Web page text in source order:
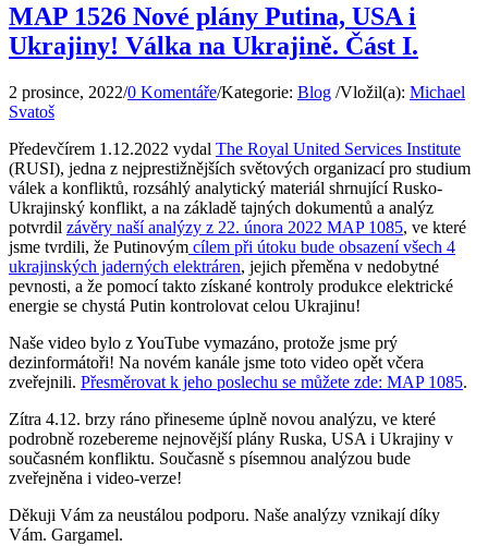
MAP 1526 Nové plány Putina, USA i
Ukrajiny! Válka na Ukrajině. Část I.
2 prosince, 2022/0 Komentáře/Kategorie: Blog /Vložil(a): Michael
Svatoš
Předevčírem 1.12.2022 vydal The Royal United Services Institute
(RUSI), jedna z nejprestižnějších světových organizací pro studium
válek a konfliktů, rozsáhlý analytický materiál shrnující Rusko-
Ukrajinský konflikt, a na základě tajných dokumentů a analýz
potvrdil závěry naší analýzy z 22. února 2022 MAP 1085, ve které
jsme tvrdili, že Putinovým cílem při útoku bude obsazení všech 4
ukrajinských jaderných elektráren, jejich přeměna v nedobytné
pevnosti, a že pomocí takto získané kontroly produkce elektrické
energie se chystá Putin kontrolovat celou Ukrajinu!
Naše video bylo z YouTube vymazáno, protože jsme prý
dezinformátoři! Na novém kanále jsme toto video opět včera
zveřejnili. Přesměrovat k jeho poslechu se můžete zde: MAP 1085.
Zítra 4.12. brzy ráno přineseme úplně novou analýzu, ve které
podrobně rozebereme nejnovější plány Ruska, USA i Ukrajiny v
současném konfliktu. Současně s písemnou analýzou bude
zveřejněna i video-verze!
Děkuji Vám za neustálou podporu. Naše analýzy vznikají díky
Vám. Gargamel.